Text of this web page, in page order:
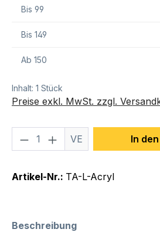
Bis 99
Bis 149
Ab 150
Inhalt: 1 Stück
Preise exkl. MwSt. zzgl.
Produkt Anzahl: Gib
VE In
Artikel-Nr.: TA-L-Acryl
Beschreibung